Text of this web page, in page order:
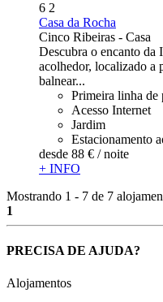
6 2
Casa da Rocha
Cinco Ribeiras - Casa
Descubra o encanto da
acolhedor, localizado a
balnear...
Primeira linha de
Acesso Internet
Jardim
Estacionamento
desde 88 € / noite
+ INFO
Mostrando 1 - 7 de 7
1
PRECISA DE AJUDA?
Alojamentos